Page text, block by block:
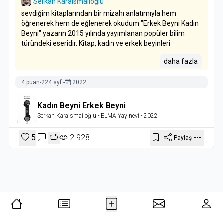
Serkan Karaismailoğlu
sevdiğim kitaplarından bir mizahı anlatımıyla hem
öğrenerek hem de eğlenerek okudum "Erkek Beyni Kadın
Beyni" yazarın 2015 yılında yayımlanan popüler bilim
türündeki eseridir. Kitap, kadın ve erkek beyinleri
ışığında ele alırken, bu farklılıkların günlük hayattaki
erkeğin bilişsel ve duygusal arasındaki farklıları çok güzel
tavsiye ederim.
daha fazla
4 puan-224 syf.- 2022
Kadın Beyni Erkek Beyni
Serkan Karaismailoğlu - ELMA Yayınevi - 2022
5 2.928 Paylaş